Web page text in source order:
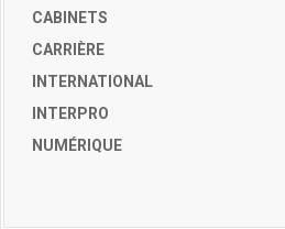
CABINETS
CARRIÈRE
INTERNATIONAL
INTERPRO
NUMÉRIQUE